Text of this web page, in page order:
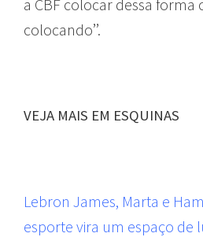
a CBF colocar dessa forma
colocando’’.
VEJA MAIS EM ESQUINAS
Lebron James, Marta e
esporte vira um espaço de